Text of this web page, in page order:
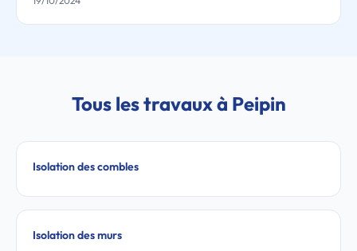
Tous les travaux à Peipin
Isolation des combles
Isolation des murs